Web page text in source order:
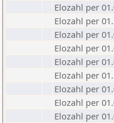
Elozahl per
Elozahl per
Elozahl per
Elozahl per
Elozahl per
Elozahl per
Elozahl per
Elozahl per
Elozahl per